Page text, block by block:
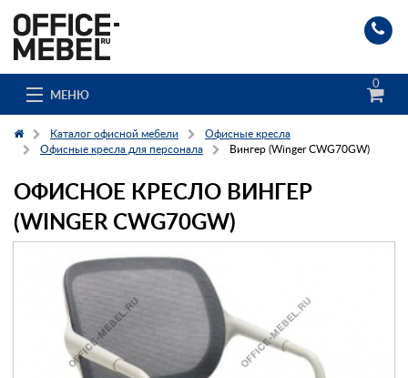
МЕНЮ
0
Каталог
О компании
Доставка и сборка
Гос. заказчикам
Клиенты
Каталог офисной мебели
Офисные кресла
Офисные кресла для персонала
Вингер (Winger CWG70GW)
ОФИСНОЕ КРЕСЛО ВИНГЕР
(WINGER CWG70GW)